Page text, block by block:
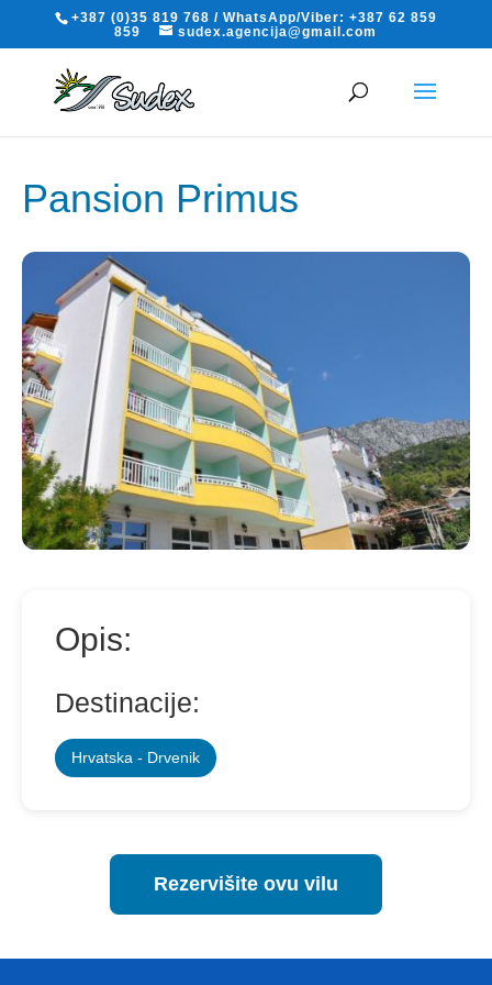
+387 (0)35 819 768 / WhatsApp/Viber: +387 62 859
859
sudex.agencija@gmail.com
Pansion Primus
Opis:
Destinacije:
Hrvatska - Drvenik
Rezervišite ovu vilu